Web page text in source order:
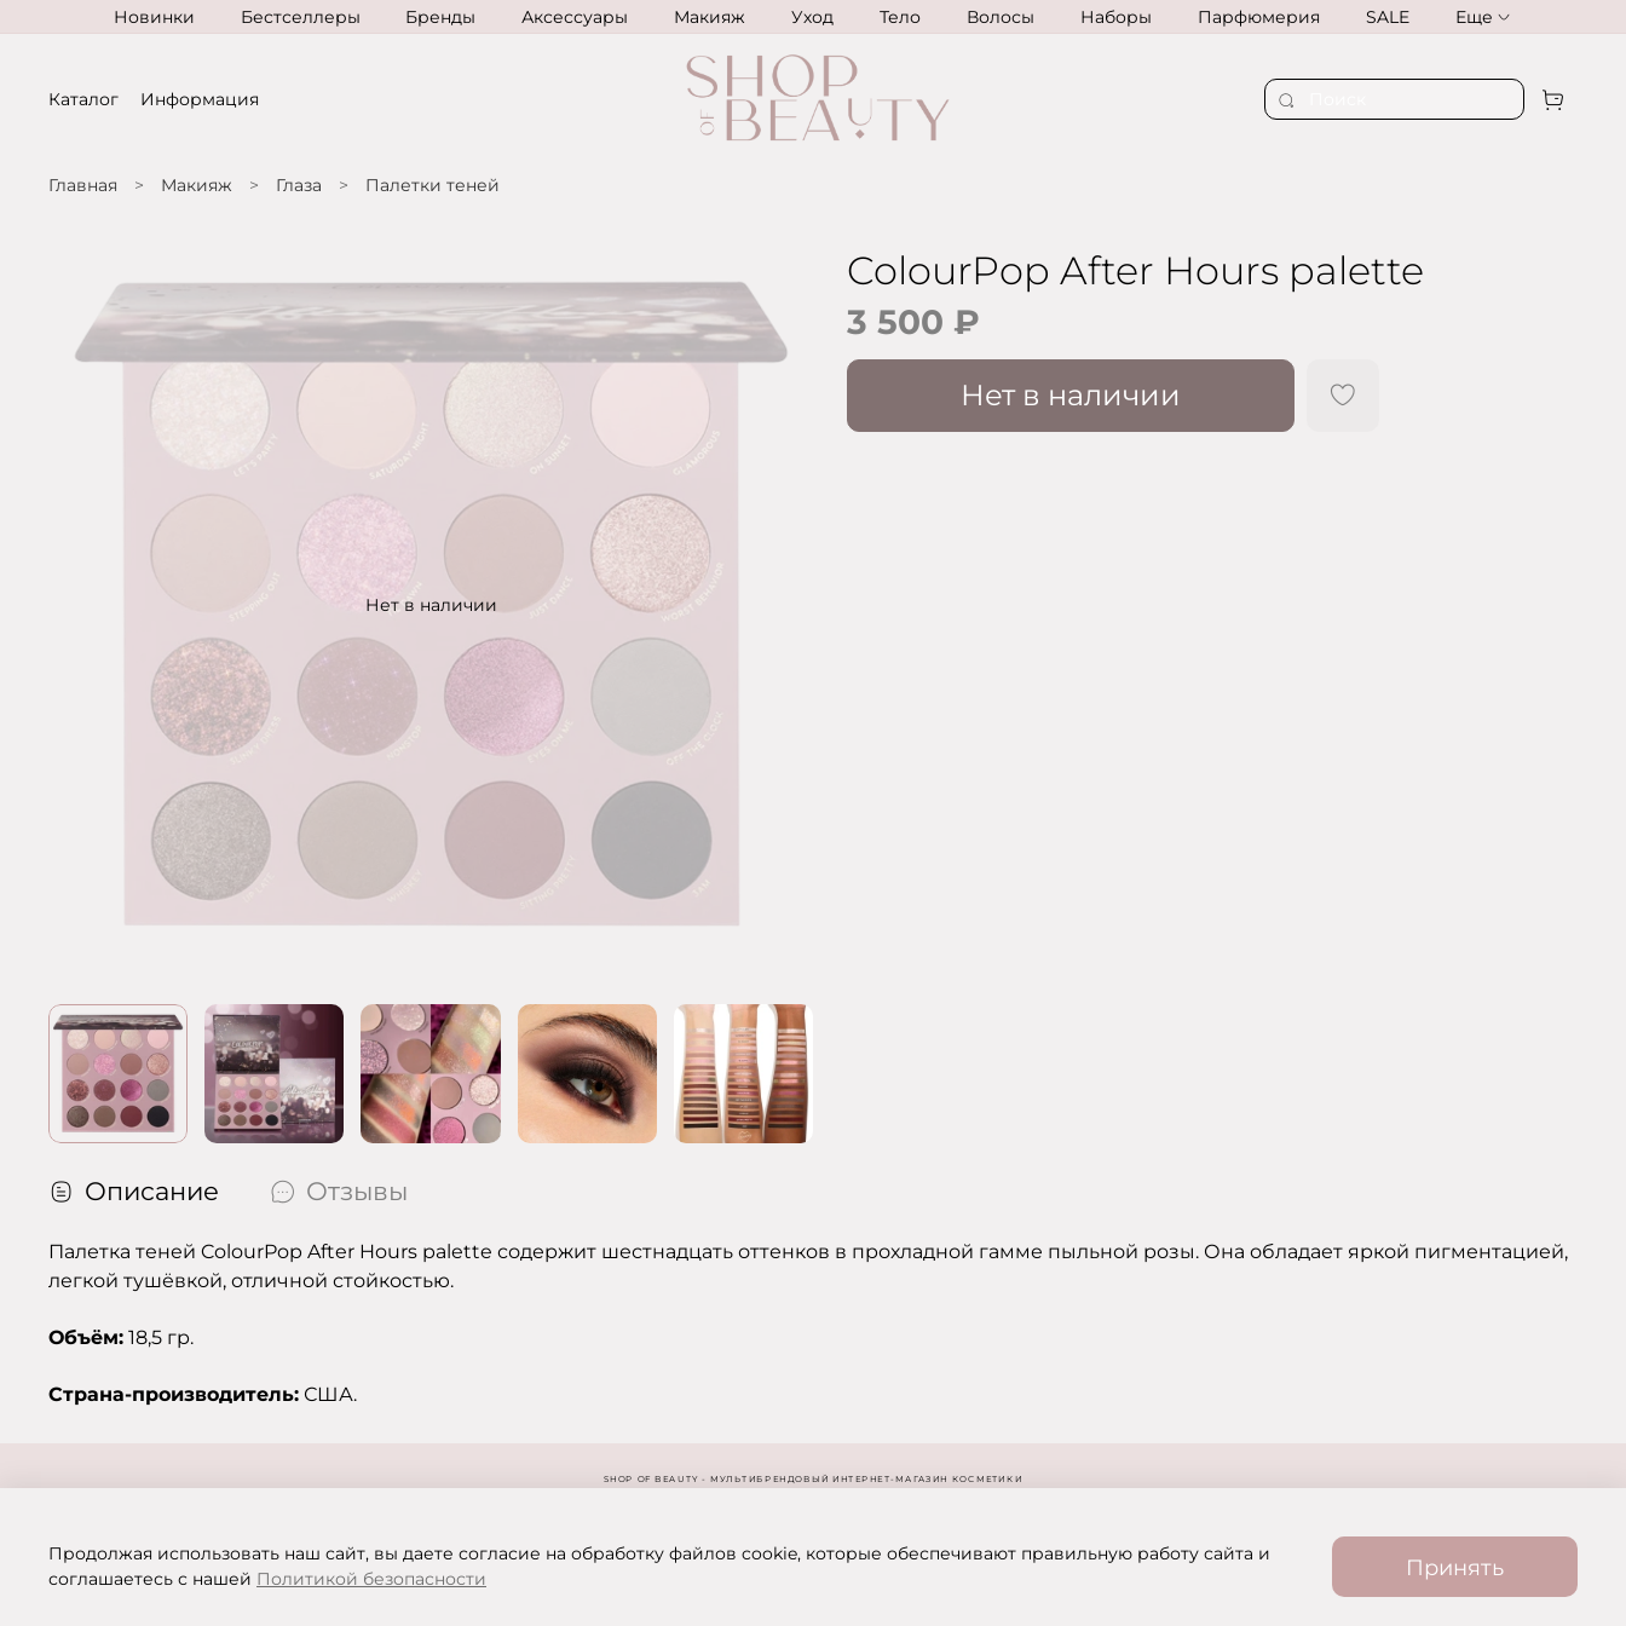
Новинки Бестселлеры Бренды Аксессуары Макияж Уход Тело Волосы Наборы Парфюмерия SALE Еще
Каталог Информация
Главная Макияж Глаза Палетки теней
Нет в наличии
ColourPop After Hours palette
3 500 ₽
Нет в наличии
Описание Отзывы
Палетка теней ColourPop After Hours palette содержит шестнадцать оттенков в прохладной гамме пыльной розы. Она обладает яркой пигментацией,
легкой тушёвкой, отличной стойкостью.
Объём: 18,5 гр.
Страна-производитель: США.
SHOP OF BEAUTY - МУЛЬТИБРЕНДОВЫЙ ИНТЕРНЕТ-МАГАЗИН КОСМЕТИКИ
Продолжая использовать наш сайт, вы даете согласие на обработку файлов cookie, которые обеспечивают правильную работу сайта и
соглашаетесь с нашей Политикой безопасности Принять